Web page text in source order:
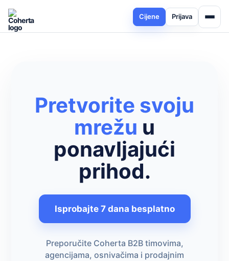
Cijene Prijava
Pretvorite svoju
mrežu u
ponavljajući
prihod.
Isprobajte 7 dana besplatno
Preporučite Coherta B2B timovima,
agencijama, osnivačima i prodajnim